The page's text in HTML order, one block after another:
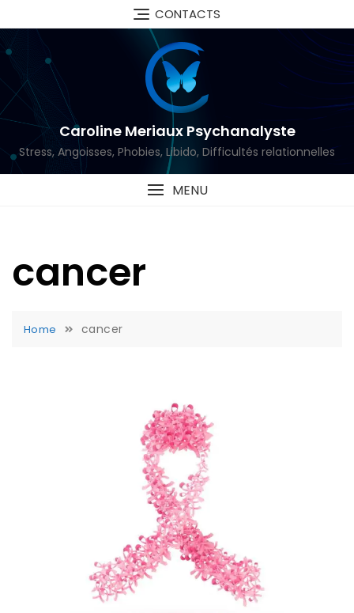
to
content
CONTACTS
Caroline Meriaux Psychanalyste
Stress, Angoisses, Phobies, Libido, Difficultés relationnelles
MENU
cancer
Home cancer